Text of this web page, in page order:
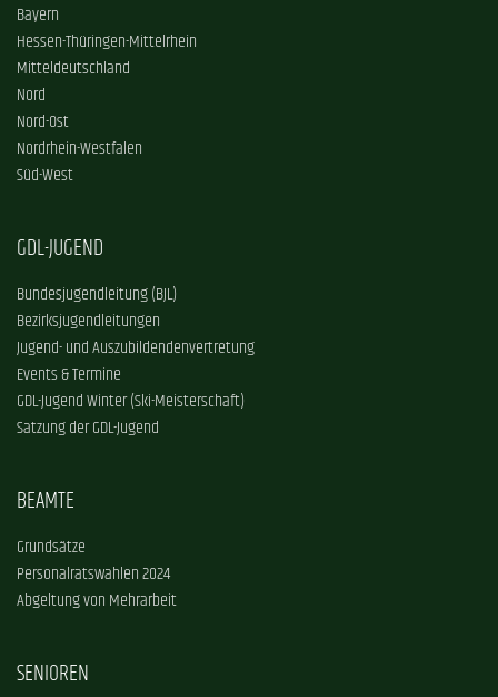
Bayern
Hessen-Thüringen-Mittelrhein
Mitteldeutschland
Nord
Nord-Ost
Nordrhein-Westfalen
Süd-West
GDL-JUGEND
Bundesjugendleitung (BJL)
Bezirksjugendleitungen
Jugend- und Auszubildendenvertretung
Events & Termine
GDL-Jugend Winter (Ski-Meisterschaft)
Satzung der GDL-Jugend
BEAMTE
Grundsätze
Personalratswahlen 2024
Abgeltung von Mehrarbeit
SENIOREN